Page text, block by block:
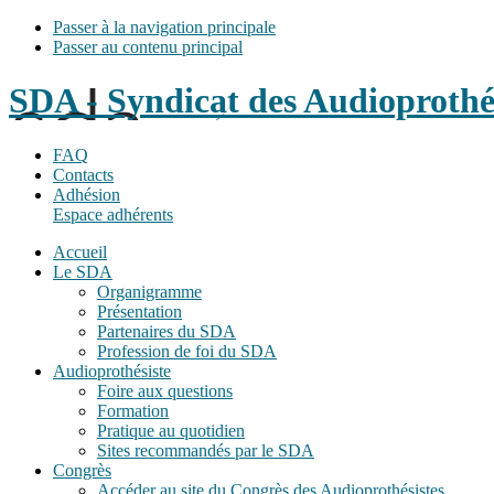
Passer à la navigation principale
Passer au contenu principal
SDA - Syndicat des
FAQ
Contacts
Adhésion
Espace adhérents
Accueil
Le SDA
Organigramme
Présentation
Partenaires du SDA
Profession de foi du SDA
Audioprothésiste
Foire aux questions
Formation
Pratique au quotidien
Sites recommandés par le SDA
Congrès
Accéder au site du Congrès des Audioprothésistes